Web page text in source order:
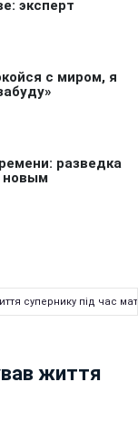
супернику під час
життя